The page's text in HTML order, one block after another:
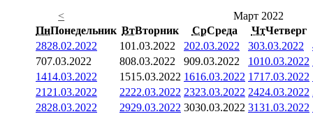
<
Март 2022
ПнПонедельник ВтВторник СрСреда ЧтЧетверг
2828.02.2022 101.03.2022 202.03.2022 303.03.2022
707.03.2022 808.03.2022 909.03.2022 1010.03.2022
1414.03.2022 1515.03.2022 1616.03.2022 1717.03.2022
21 21.03.2022 2222.03.2022 2323.03.2022 2424.03.2022
2828.03.2022 2929.03.2022 3030.03.2022 3131.03.2022